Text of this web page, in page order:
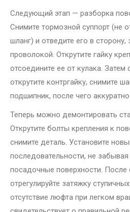
Следующий этап — разборка
Снимите тормозной суппорт (не
шланг) и отведите его в сторону,
проволокой. Открутите гайку
отсоедините ее от кулака. Затем
открутите контргайку, снимите
подшипник, после чего
Теперь можно демонтировать
Открутите болты крепления к
снимите деталь. Установите
последовательности, не
посадочные поверхности. После
отрегулируйте затяжку
отсутствие люфта при легком